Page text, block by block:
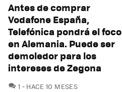
Antes de comprar
Vodafone España,
Telefónica pondrá el foco
en Alemania. Puede ser
demoledor para los
intereses de Zegona
1 COMENTARIOS
HACE 10 MESES